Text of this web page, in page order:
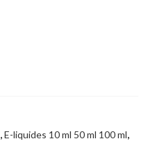
,E-liquides 10 ml 50 ml 100 ml,